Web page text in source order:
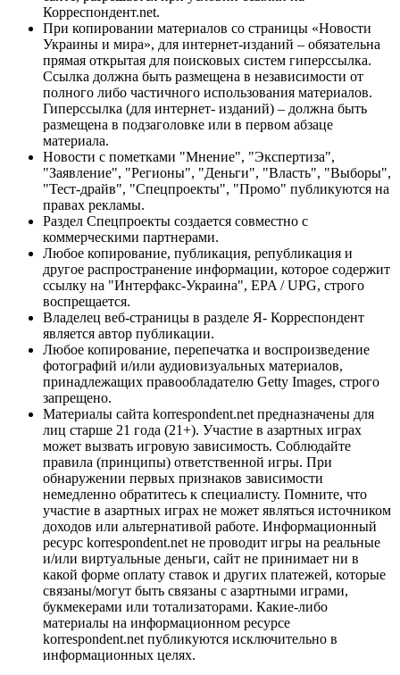
Корреспондент.net.
При копировании материалов со страницы «Новости
Украины и мира», для интернет-изданий – обязательна
прямая открытая для поисковых систем гиперссылка.
Ссылка должна быть размещена в независимости от
полного либо частичного использования материалов.
Гиперссылка (для интернет- изданий) – должна быть
размещена в подзаголовке или в первом абзаце
материала.
Новости с пометками "Мнение", "Экспертиза",
"Заявление", "Регионы", "Деньги", "Власть", "Выборы",
"Тест-драйв", "Спецпроекты", "Промо" публикуются на
правах рекламы.
Раздел Спецпроекты создается совместно с
коммерческими партнерами.
Любое копирование, публикация, републикация и
другое распространение информации, которое содержит
ссылку на "Интерфакс-Украина", EPA / UPG, строго
воспрещается.
Владелец веб-страницы в разделе Я- Корреспондент
является автор публикации.
Любое копирование, перепечатка и воспроизведение
фотографий и/или аудиовизуальных материалов,
принадлежащих правообладателю Getty Images, строго
запрещено.
Материалы сайта korrespondent.net предназначены для
лиц старше 21 года (21+). Участие в азартных играх
может вызвать игровую зависимость. Соблюдайте
правила (принципы) ответственной игры. При
обнаружении первых признаков зависимости
немедленно обратитесь к специалисту. Помните, что
участие в азартных играх не может являться источником
доходов или альтернативой работе. Информационный
ресурс korrespondent.net не проводит игры на реальные
и/или виртуальные деньги, сайт не принимает ни в
какой форме оплату ставок и других платежей, которые
связаны/могут быть связаны с азартными играми,
букмекерами или тотализаторами. Какие-либо
материалы на информационном ресурсе
korrespondent.net публикуются исключительно в
информационных целях.